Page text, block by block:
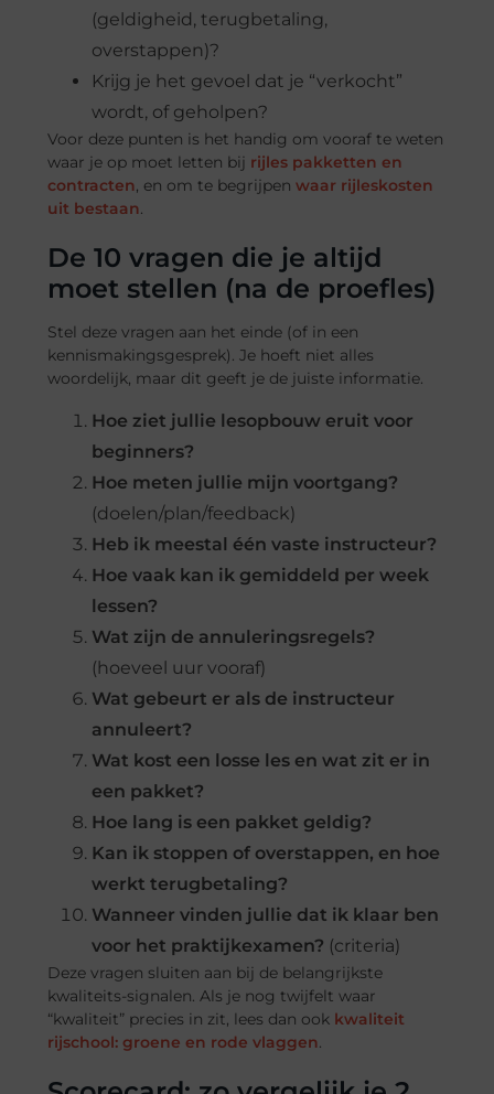
(geldigheid, terugbetaling,
overstappen)?
Krijg je het gevoel dat je “verkocht”
wordt, of geholpen?
Voor deze punten is het handig om vooraf te weten
waar je op moet letten bij rijles pakketten en
contracten, en om te begrijpen waar rijleskosten
uit bestaan.
De 10 vragen die je altijd
moet stellen (na de proefles)
Stel deze vragen aan het einde (of in een
kennismakingsgesprek). Je hoeft niet alles
woordelijk, maar dit geeft je de juiste informatie.
Hoe ziet jullie lesopbouw eruit voor
beginners?
Hoe meten jullie mijn voortgang?
(doelen/plan/feedback)
Heb ik meestal één vaste instructeur?
Hoe vaak kan ik gemiddeld per week
lessen?
Wat zijn de annuleringsregels?
(hoeveel uur vooraf)
Wat gebeurt er als de instructeur
annuleert?
Wat kost een losse les en wat zit er in
een pakket?
Hoe lang is een pakket geldig?
Kan ik stoppen of overstappen, en hoe
werkt terugbetaling?
Wanneer vinden jullie dat ik klaar ben
voor het praktijkexamen? (criteria)
Deze vragen sluiten aan bij de belangrijkste
kwaliteits-signalen. Als je nog twijfelt waar
“kwaliteit” precies in zit, lees dan ook kwaliteit
rijschool: groene en rode vlaggen.